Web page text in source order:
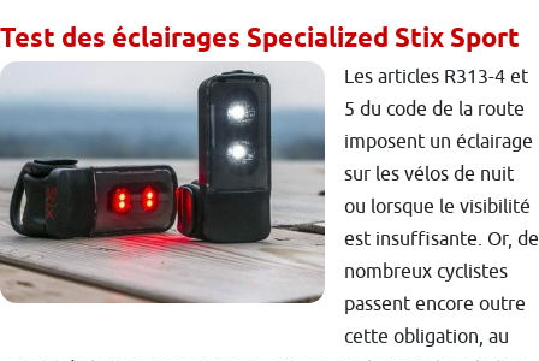
Test des éclairages Specialized Stix Sport
Les articles R313-4 et
5 du code de la route
imposent un éclairage
sur les vélos de nuit
ou lorsque le visibilité
est insuffisante. Or, de
nombreux cyclistes
passent encore outre
cette obligation, au